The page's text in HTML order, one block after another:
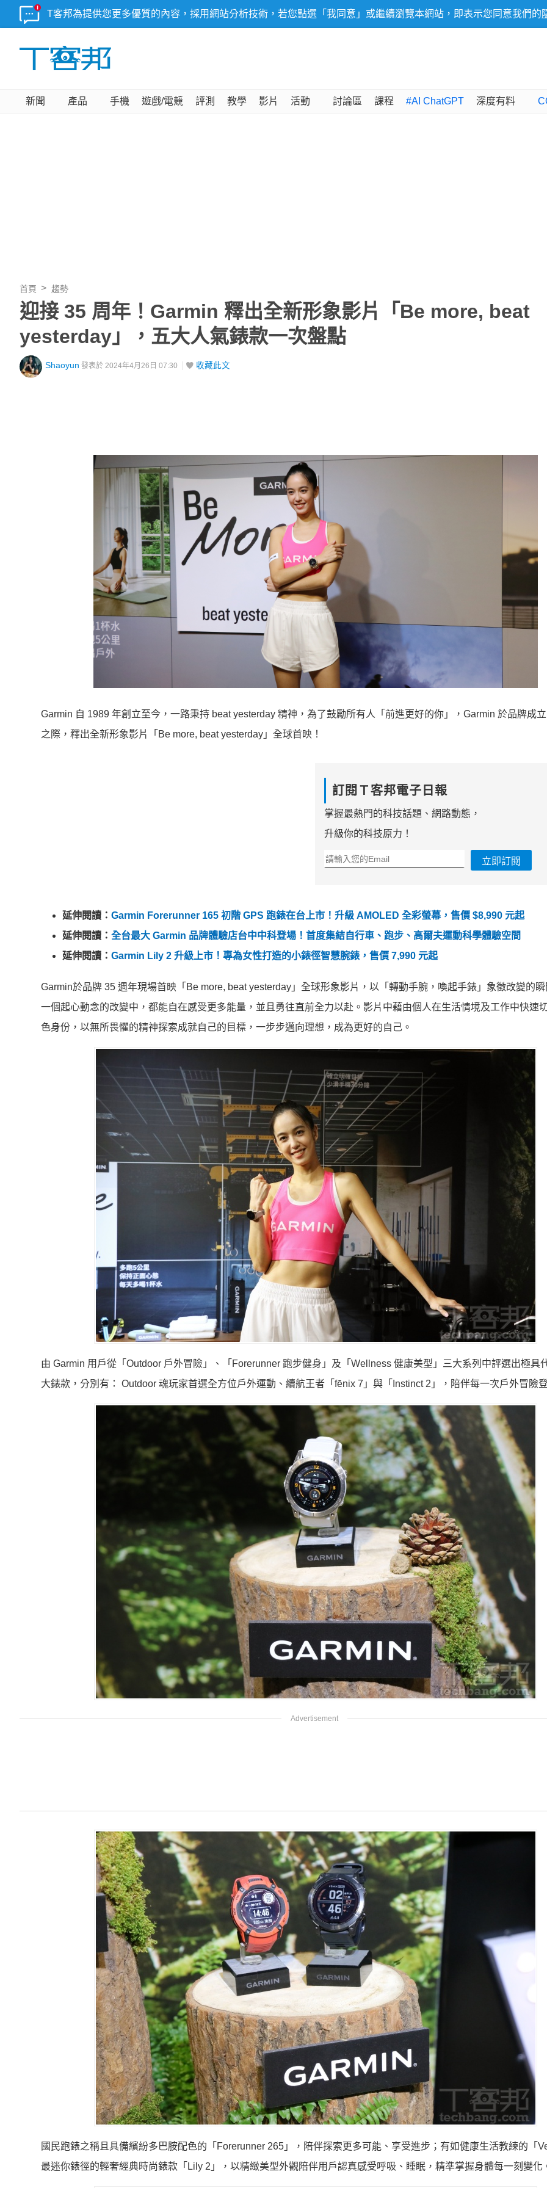
T客邦為提供您更多優質的內容，採用網站分析技術，若您點選「我同意」或繼續瀏覽本網站，即表示您同意我們的
新聞 產品 手機 遊戲/電競 評測 教學 影片 活動 討論區 課程 #AI ChatGPT 深度有料
首頁 趨勢
迎接 35 周年！Garmin 釋出全新形象影片「Be more, beat
yesterday」，五大人氣錶款一次盤點
Shaoyun 發表於 2024年4月26日 07:30 收藏此文
Garmin 自 1989 年創立至今，一路秉持 beat yesterday 精神，為了鼓勵所有人「前進更好的你」，Garmin 於品牌成
之際，釋出全新形象影片「Be more, beat yesterday」全球首映！
訂閱Ｔ客邦電子日報
掌握最熱門的科技話題、網路動態，
升級你的科技原力！
立即訂閱
延伸閱讀： Garmin Forerunner 165 初階 GPS 跑錶在台上市！升級 AMOLED 全彩螢幕，售價 $8,990 元起
延伸閱讀： 全台最大 Garmin 品牌體驗店台中中科登場！首度集結自行車、跑步、高爾夫運動科學體驗空間
延伸閱讀： Garmin Lily 2 升級上市！專為女性打造的小錶徑智慧腕錶，售價 7,990 元起
Garmin於品牌 35 週年現場首映「Be more, beat yesterday」全球形象影片，以「轉動手腕，喚起手錶」象徵改變的
一個起心動念的改變中，都能自在感受更多能量，並且勇往直前全力以赴。影片中藉由個人在生活情境及工作中快速
色身份，以無所畏懼的精神探索成就自己的目標，一步步邁向理想，成為更好的自己。
由 Garmin 用戶從「Outdoor 戶外冒險」、「Forerunner 跑步健身」及「Wellness 健康美型」三大系列中評選出極具
大錶款，分別有： Outdoor 魂玩家首選全方位戶外運動、續航王者「fēnix 7」與「Instinct 2」，陪伴每一次戶外冒險
國民跑錶之稱且具備繽紛多巴胺配色的「Forerunner 265」，陪伴探索更多可能、享受進步；有如健康生活教練的「
最迷你錶徑的輕奢經典時尚錶款「Lily 2」，以精緻美型外觀陪伴用戶認真感受呼吸、睡眠，精準掌握身體每一刻變化